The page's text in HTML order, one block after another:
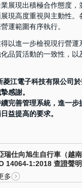
展現出積極合作態度，
現高度重視與主動性。
運範圍有序執行。
以進一步檢視現行營運
品質活動的一致性，以
菱江電子科技有限公司
感謝。
完善管理系統，進一步
益提高的要求。
瑞仕向旭生自行車（越
14064-1:2018 查證聲明
多